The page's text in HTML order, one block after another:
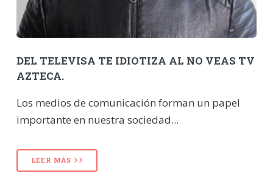
DEL TELEVISA TE IDIOTIZA AL NO VEAS TV
AZTECA.
Los medios de comunicación forman un papel
importante en nuestra sociedad...
LEER MÁS